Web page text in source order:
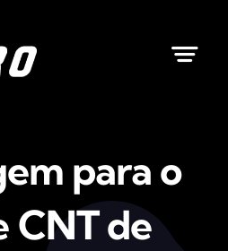
para o
CNT de